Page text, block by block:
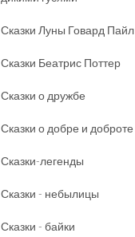
Сказки Луны Говард Пайл
Сказки Беатрис Поттер
Сказки о дружбе
Сказки о добре и доброте
Сказки-легенды
Сказки - небылицы
Сказки - байки